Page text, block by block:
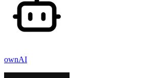
ownAI